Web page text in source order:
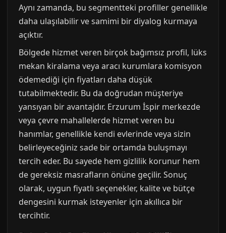
Aynı zamanda, bu segmentteki profiller genellikle
daha ulaşılabilir ve samimi bir diyalog kurmaya
açıktır.
Bölgede hizmet veren birçok bağımsız profil, lüks
mekan kiralama veya aracı kurumlara komisyon
ödemediği için fiyatları daha düşük
tutabilmektedir. Bu da doğrudan müşteriye
yansıyan bir avantajdır. Erzurum İspir merkezde
veya çevre mahallelerde hizmet veren bu
hanımlar, genellikle kendi evlerinde veya sizin
belirleyeceğiniz sade bir ortamda buluşmayı
tercih eder. Bu sayede hem gizlilik korunur hem
de gereksiz masrafların önüne geçilir. Sonuç
olarak, uygun fiyatlı seçenekler, kalite ve bütçe
dengesini kurmak isteyenler için akıllıca bir
tercihtir.